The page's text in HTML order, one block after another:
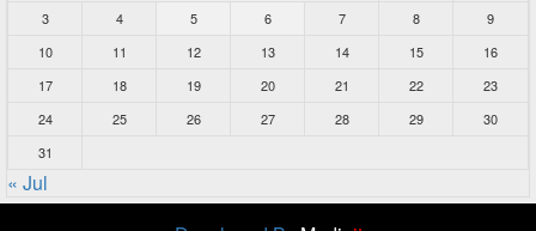
3
4 5 6 7 8
9
10
11 12 13 14 15
16
17
18 19 20 21 22
23
24
25 26 27 28 29
30
31
« Jul